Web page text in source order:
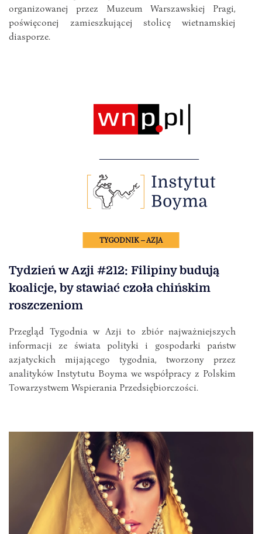
organizowanej przez Muzeum Warszawskiej Pragi,
poświęconej zamieszkującej stolicę wietnamskiej
diasporze.
TYGODNIK – AZJA
Tydzień w Azji #212: Filipiny budują
koalicje, by stawiać czoła chińskim
roszczeniom
Przegląd Tygodnia w Azji to zbiór najważniejszych
informacji ze świata polityki i gospodarki państw
azjatyckich mijającego tygodnia, tworzony przez
analityków Instytutu Boyma we współpracy z Polskim
Towarzystwem Wspierania Przedsiębiorczości.